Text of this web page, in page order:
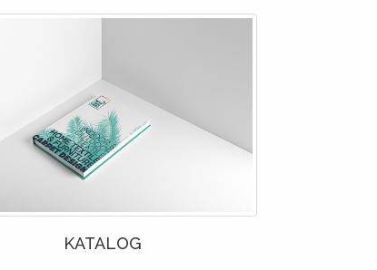
KATALOG